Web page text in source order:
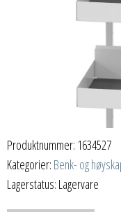
Produktnummer: 1634527
Kategorier: Benk- og
Lagerstatus: Lagervare